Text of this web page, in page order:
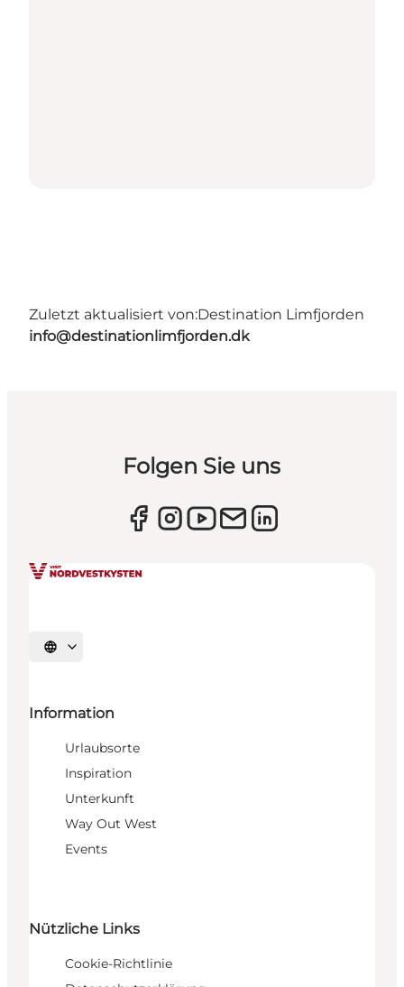
Zuletzt aktualisiert von:Destination Limfjorden
info@destinationlimfjorden.dk
Folgen Sie uns
Sprache auswählen
Information
Urlaubsorte
Inspiration
Unterkunft
Way Out West
Events
Nützliche Links
Cookie-Richtlinie